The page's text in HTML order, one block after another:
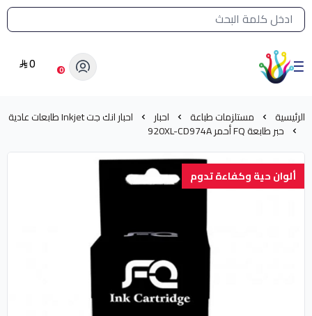
القائمة الرئيسية لمتجر الشرق النادر
الشرق النادر بيع مستلزمات طباعة حرارية 0
0
الرئيسية مستلزمات طباعة احبار احبار انك جت Inkjet طابعات عادية
حبر طابعة FQ أحمر 920XL-CD974A
ألوان حية وكفاءة تدوم